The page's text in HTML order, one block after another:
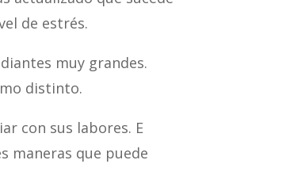
de estrés.
muy grandes.
distinto.
con sus labores. E
maneras que puede